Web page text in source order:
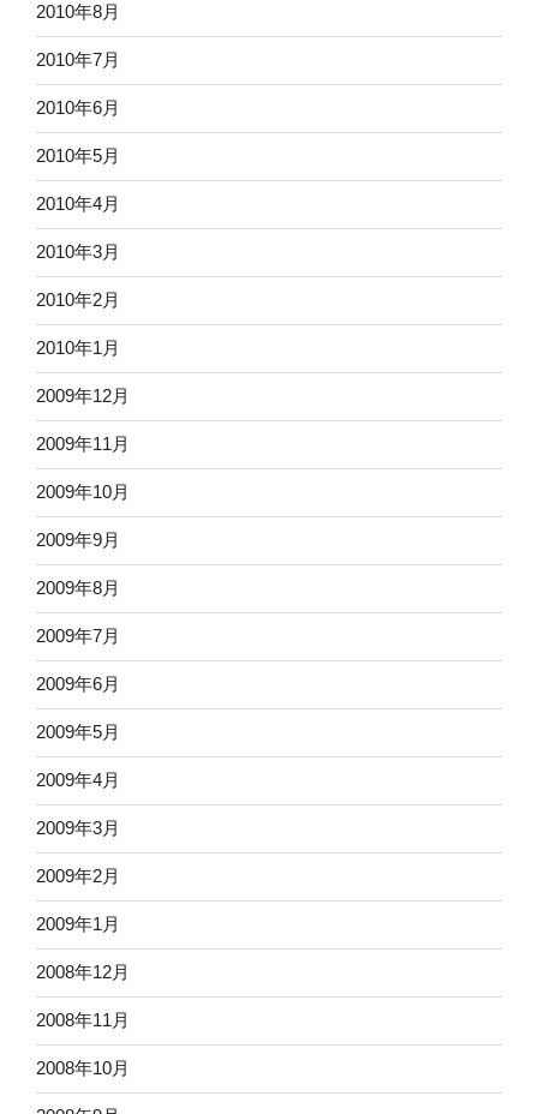
2010年8月
2010年7月
2010年6月
2010年5月
2010年4月
2010年3月
2010年2月
2010年1月
2009年12月
2009年11月
2009年10月
2009年9月
2009年8月
2009年7月
2009年6月
2009年5月
2009年4月
2009年3月
2009年2月
2009年1月
2008年12月
2008年11月
2008年10月